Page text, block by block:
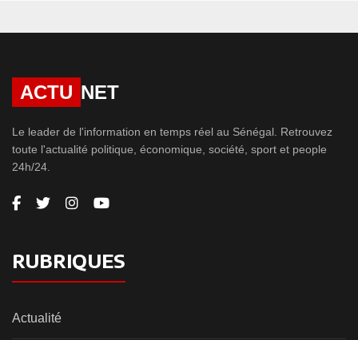
ACTU NET
Le leader de l'information en temps réel au Sénégal. Retrouvez
toute l'actualité politique, économique, société, sport et people
24h/24.
RUBRIQUES
Actualité